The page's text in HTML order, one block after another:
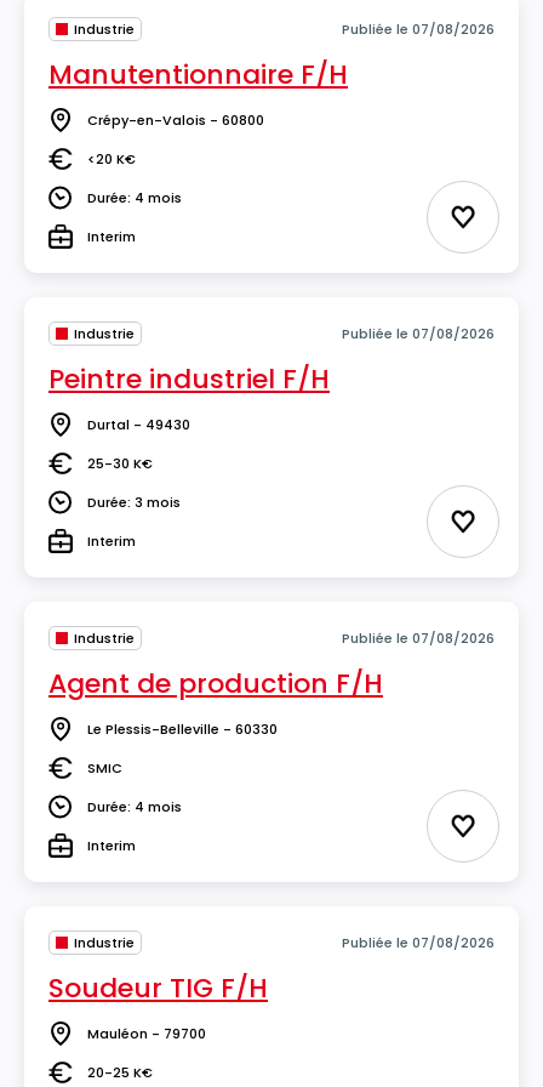
Industrie Publiée le 07/08/2026
Manutentionnaire F/H
Lieu Crépy-en-Valois - 60800
Salaire<20 K€
DuréeDurée: 4 mois
TypeInterim Ajouter
Industrie Publiée le 07/08/2026
Peintre industriel F/H
Lieu Durtal - 49430
Salaire25-30 K€
DuréeDurée: 3 mois
TypeInterim Ajouter
Industrie Publiée le 07/08/2026
Agent de production F/H
Lieu Le Plessis-Belleville - 60330
Salaire
SMIC
DuréeDurée: 4 mois
TypeInterim Ajouter
Industrie Publiée le 07/08/2026
Soudeur TIG F/H
Lieu Mauléon - 79700
20-25 K€